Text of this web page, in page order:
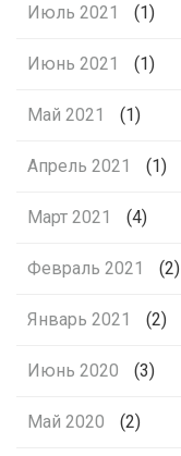
Июль 2021 (1)
Июнь 2021 (1)
Май 2021 (1)
Апрель 2021 (1)
Март 2021 (4)
Февраль 2021 (2)
Январь 2021 (2)
Июнь 2020 (3)
Май 2020 (2)